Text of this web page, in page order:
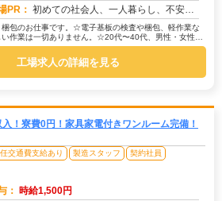
PR： 初めての社会人、一人暮らし、不安ですよね？大丈夫！株式会社京栄センターなら、専属スタッフが就業までしっかりサポート...
包のお仕事です。☆電子基板の検査や梱包、軽作業な
作業は一切ありません。☆20代〜40代、男性・女性と
...
工場求人の詳細を見る
！寮費0円！家具家電付きワンルーム完備！
交通費支給あり 製造スタッフ 契約社員
： 時給1,500円